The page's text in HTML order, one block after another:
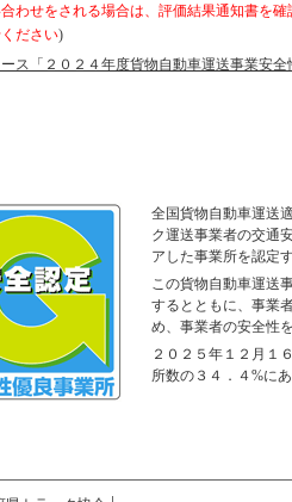
わせをされる場合は、評価結果通知書を
ださい)
ス「２０２４年度貨物自動車運送事業安
全国貨物自動車運送
ク運送事業者の交通
アした事業所を認定
この貨物自動車運送
するとともに、事業
め、事業者の安全性
２０２５年１２月１
所数の３４．４%にあ